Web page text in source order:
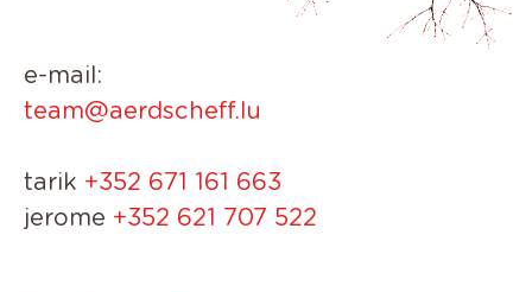
e-mail:
team@aerdscheff.lu
tarik +352 671 161 663
jerome +352 621 707 522